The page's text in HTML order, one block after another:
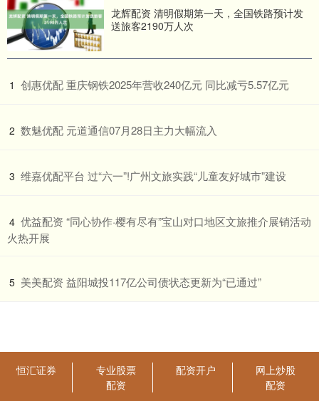
龙辉配资 清明假期第一天，全国铁路预计发
送旅客2190万人次
1 ​创惠优配 重庆钢铁2025年营收240亿元 同比减亏5.57亿元
2 ​数魅优配 元道通信07月28日主力大幅流入
3 ​维嘉优配平台 过“六一”!广州文旅实践“儿童友好城市”建设
4 ​优益配资 “同心协作·樱有尽有”宝山对口地区文旅推介展销活动
火热开展
5 ​美美配资 益阳城投117亿公司债状态更新为“已通过”
恒汇证券
专业股票
配资
配资开户
网上炒股
配资